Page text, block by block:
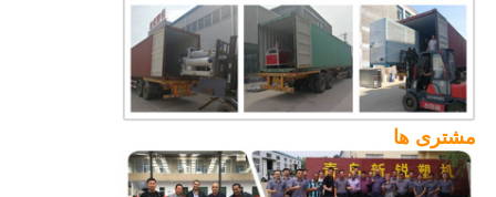
مشتری ها